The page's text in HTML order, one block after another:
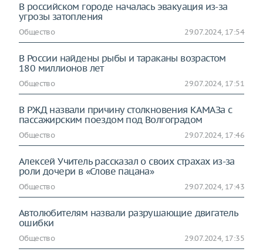
В российском городе началась эвакуация из-за
угрозы затопления
Общество 29.07.2024, 17:54
В России найдены рыбы и тараканы возрастом
180 миллионов лет
Общество 29.07.2024, 17:51
В РЖД назвали причину столкновения КАМАЗа с
пассажирским поездом под Волгоградом
Общество 29.07.2024, 17:46
Алексей Учитель рассказал о своих страхах из-за
роли дочери в «Слове пацана»
Общество 29.07.2024, 17:43
Автолюбителям назвали разрушающие двигатель
ошибки
Общество 29.07.2024, 17:35